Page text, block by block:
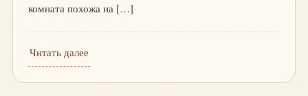
комната похожа на […]
Читать далее